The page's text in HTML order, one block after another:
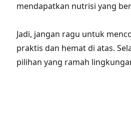
mendapatkan nutrisi yang
Jadi, jangan ragu untuk
praktis dan hemat di atas.
pilihan yang ramah